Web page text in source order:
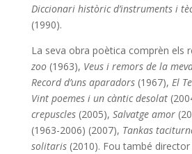
Diccionari històric d’instruments i
(1990).
La seva obra poètica comprèn els
zoo(1963), Veus i remors de la
Record d’uns aparadors(1967), El
Vint poemes i un càntic desolat
crepuscles(2005), Salvatge amor
(1963-2006) (2007), Tankas
solitaris(2010). Fou també director